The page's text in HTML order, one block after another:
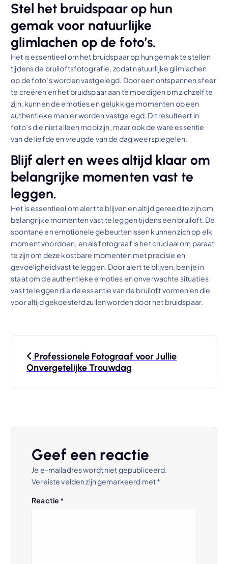
Stel het bruidspaar op hun
gemak voor natuurlijke
glimlachen op de foto’s.
Het is essentieel om het bruidspaar op hun gemak te stellen
tijdens de bruiloftsfotografie, zodat natuurlijke glimlachen
op de foto’s worden vastgelegd. Door een ontspannen sfeer
te creëren en het bruidspaar aan te moedigen om zichzelf te
zijn, kunnen de emoties en gelukkige momenten op een
authentieke manier worden vastgelegd. Dit resulteert in
foto’s die niet alleen mooi zijn, maar ook de ware essentie
van de liefde en vreugde van de dag weerspiegelen.
Blijf alert en wees altijd klaar om
belangrijke momenten vast te
leggen.
Het is essentieel om alert te blijven en altijd gereed te zijn om
belangrijke momenten vast te leggen tijdens een bruiloft. De
spontane en emotionele gebeurtenissen kunnen zich op elk
moment voordoen, en als fotograaf is het cruciaal om paraat
te zijn om deze kostbare momenten met precisie en
gevoeligheid vast te leggen. Door alert te blijven, ben je in
staat om de authentieke emoties en onverwachte situaties
vast te leggen die de essentie van de bruiloft vormen en die
voor altijd gekoesterd zullen worden door het bruidspaar.
i
Professionele Fotograaf voor Jullie
Onvergetelijke Trouwdag
Geef een reactie
Je e-mailadres wordt niet gepubliceerd.
Vereiste velden zijn gemarkeerd met*
Reactie *